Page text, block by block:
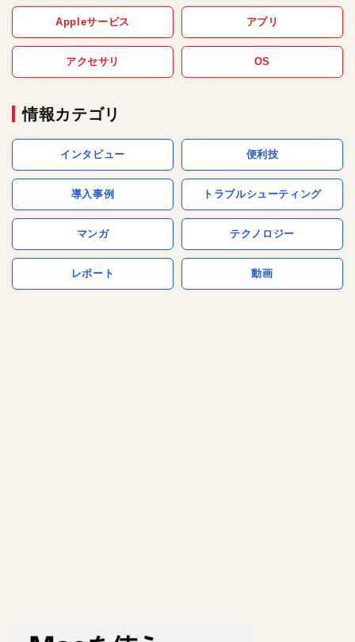
Appleサービス アプリ
アクセサリ OS
情報カテゴリ
インタビュー 便利技
導入事例 トラブルシューティング
マンガ テクノロジー
レポート 動画